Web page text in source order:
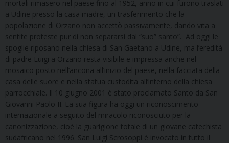
mortali rimasero nel paese fino al 1952, anno in cui furono traslati
a Udine presso la casa madre, un trasferimento che la
popolazione di Orzano non accettò passivamente, dando vita a
sentite proteste pur di non separarsi dal “suo” santo”. Ad oggi le
spoglie riposano nella chiesa di San Gaetano a Udine, ma l’eredità
di padre Luigi a Orzano resta visibile e impressa anche nel
mosaico posto nell’ancona all’inizio del paese, nella facciata della
casa delle suore e nella statua custodita all’interno della chiesa
parrocchiale. Il 10 giugno 2001 è stato proclamato Santo da San
Giovanni Paolo II. La sua figura ha oggi un riconoscimento
internazionale a seguito del miracolo riconosciuto per la
canonizzazione, cioè la guarigione totale di un giovane catechista
sudafricano nel 1996. San Luigi Scrosoppi è invocato in tutto il